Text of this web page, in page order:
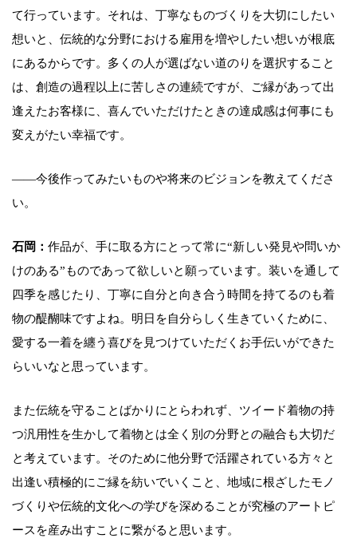
て行っています。それは、丁寧なものづくりを大切にしたい
想いと、伝統的な分野における雇用を増やしたい想いが根底
にあるからです。多くの人が選ばない道のりを選択すること
は、創造の過程以上に苦しさの連続ですが、ご縁があって出
逢えたお客様に、喜んでいただけたときの達成感は何事にも
変えがたい幸福です。
――今後作ってみたいものや将来のビジョンを教えてくださ
い。
石岡： 作品が、手に取る方にとって常に“新しい発見や問いか
けのある”ものであって欲しいと願っています。装いを通して
四季を感じたり、丁寧に自分と向き合う時間を持てるのも着
物の醍醐味ですよね。明日を自分らしく生きていくために、
愛する一着を纏う喜びを見つけていただくお手伝いができた
らいいなと思っています。
また伝統を守ることばかりにとらわれず、ツイード着物の持
つ汎用性を生かして着物とは全く別の分野との融合も大切だ
と考えています。そのために他分野で活躍されている方々と
出逢い積極的にご縁を紡いでいくこと、地域に根ざしたモノ
づくりや伝統的文化への学びを深めることが究極のアートピ
ースを産み出すことに繋がると思います。